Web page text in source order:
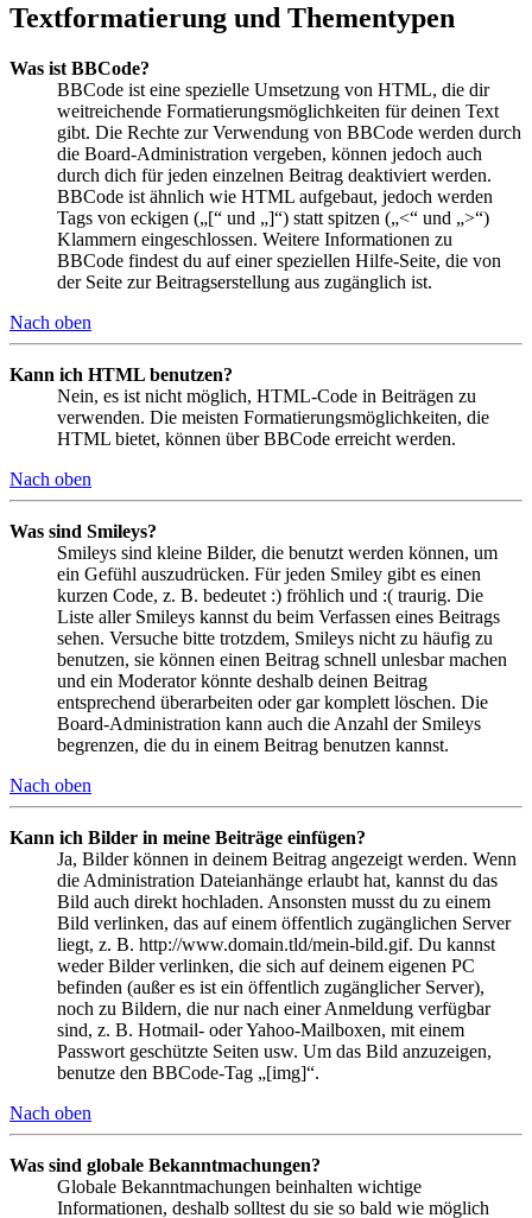
Textformatierung und Thementypen
Was ist BBCode?
BBCode ist eine spezielle Umsetzung von HTML, die dir
weitreichende Formatierungsmöglichkeiten für deinen Text
gibt. Die Rechte zur Verwendung von BBCode werden durch
die Board-Administration vergeben, können jedoch auch
durch dich für jeden einzelnen Beitrag deaktiviert werden.
BBCode ist ähnlich wie HTML aufgebaut, jedoch werden
Tags von eckigen („[“ und „]“) statt spitzen („<“ und „>“)
Klammern eingeschlossen. Weitere Informationen zu
BBCode findest du auf einer speziellen Hilfe-Seite, die von
der Seite zur Beitragserstellung aus zugänglich ist.
Nach oben
Kann ich HTML benutzen?
Nein, es ist nicht möglich, HTML-Code in Beiträgen zu
verwenden. Die meisten Formatierungsmöglichkeiten, die
HTML bietet, können über BBCode erreicht werden.
Nach oben
Was sind Smileys?
Smileys sind kleine Bilder, die benutzt werden können, um
ein Gefühl auszudrücken. Für jeden Smiley gibt es einen
kurzen Code, z. B. bedeutet :) fröhlich und :( traurig. Die
Liste aller Smileys kannst du beim Verfassen eines Beitrags
sehen. Versuche bitte trotzdem, Smileys nicht zu häufig zu
benutzen, sie können einen Beitrag schnell unlesbar machen
und ein Moderator könnte deshalb deinen Beitrag
entsprechend überarbeiten oder gar komplett löschen. Die
Board-Administration kann auch die Anzahl der Smileys
begrenzen, die du in einem Beitrag benutzen kannst.
Nach oben
Kann ich Bilder in meine Beiträge einfügen?
Ja, Bilder können in deinem Beitrag angezeigt werden. Wenn
die Administration Dateianhänge erlaubt hat, kannst du das
Bild auch direkt hochladen. Ansonsten musst du zu einem
Bild verlinken, das auf einem öffentlich zugänglichen Server
liegt, z. B. http://www.domain.tld/mein-bild.gif. Du kannst
weder Bilder verlinken, die sich auf deinem eigenen PC
befinden (außer es ist ein öffentlich zugänglicher Server),
noch zu Bildern, die nur nach einer Anmeldung verfügbar
sind, z. B. Hotmail- oder Yahoo-Mailboxen, mit einem
Passwort geschützte Seiten usw. Um das Bild anzuzeigen,
benutze den BBCode-Tag „[img]“.
Nach oben
Was sind globale Bekanntmachungen?
Globale Bekanntmachungen beinhalten wichtige
Informationen, deshalb solltest du sie so bald wie möglich